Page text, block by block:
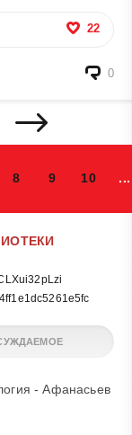
22
0
8 9 10 ...
- Афанасьев